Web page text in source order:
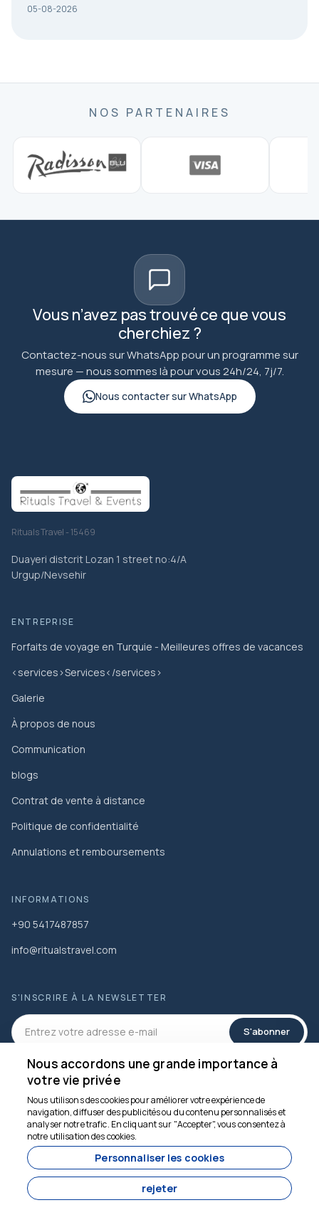
05-08-2026
NOS PARTENAIRES
Vous n’avez pas trouvé ce que vous
cherchiez ?
Contactez-nous sur WhatsApp pour un programme sur
mesure — nous sommes là pour vous 24h/24, 7j/7.
Nous contacter sur WhatsApp
Rituals Travel - 15469
Duayeri distcrit Lozan 1 street no:4/A
Urgup/Nevsehir
ENTREPRISE
Forfaits de voyage en Turquie - Meilleures offres de vacances
<services>Services</services>
Galerie
À propos de nous
Communication
blogs
Contrat de vente à distance
Politique de confidentialité
Annulations et remboursements
INFORMATIONS
+90 5417487857
info@ritualstravel.com
S'INSCRIRE À LA NEWSLETTER
S'abonner
RÉSEAUX SOCIAUX
Nous accordons une grande importance à
votre vie privée
Nous utilisons des cookies pour améliorer votre expérience de
navigation, diffuser des publicités ou du contenu personnalisés et
analyser notre trafic. En cliquant sur "Accepter", vous consentez à
notre utilisation des cookies.
Personnaliser les cookies
rejeter
Nous sommes là pour
vous aider